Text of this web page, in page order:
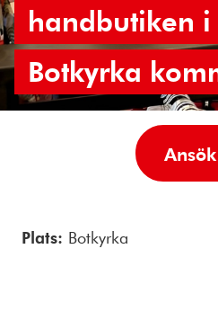
handbutiken i
Botkyrka
Ansök
Plats: Botkyrka